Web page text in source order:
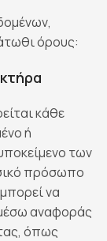
όρους:
κάθε
ή
των
πρόσωπο
να
αναφοράς
όπως